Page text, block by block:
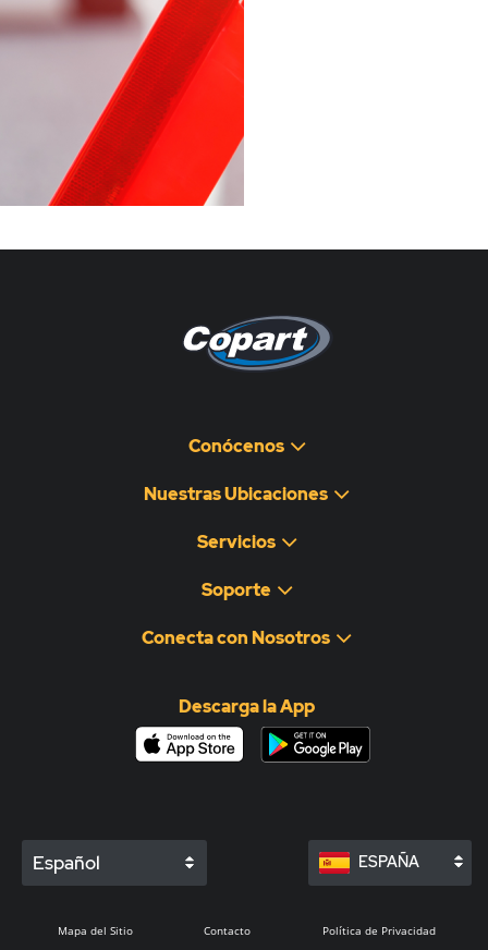
Pagina non disponibile
هذه الصفحة غير متوفرة
Conócenos
Nuestras Ubicaciones
Servicios
Soporte
Conecta con Nosotros
Descarga la App
Español ESPAÑA
Mapa del Sitio Contacto Política de Privacidad